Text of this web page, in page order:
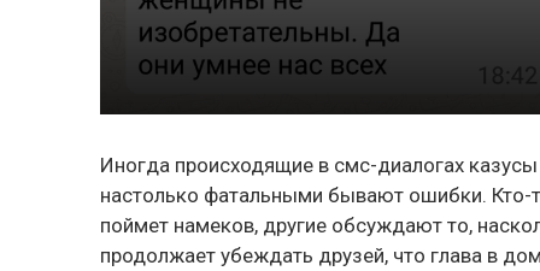
Иногда происходящие в смс-диалогах
настолько фатальными бывают ошибки. Кто-
поймет намеков, другие обсуждают то,
продолжает убеждать друзей, что глава в